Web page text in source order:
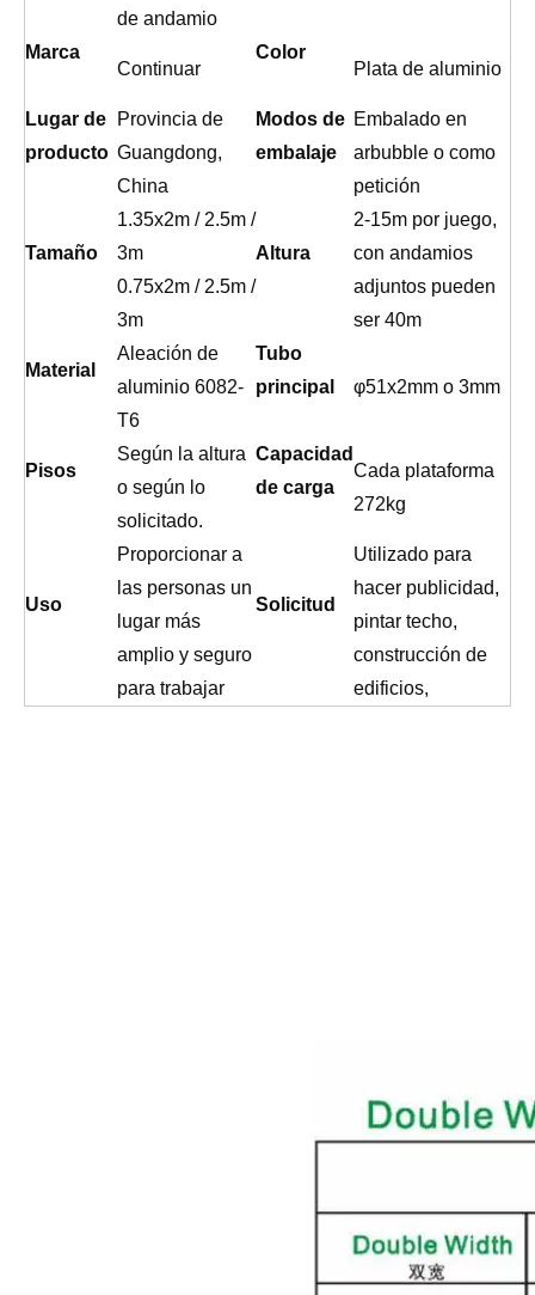
de andamio
Marca
Continuar
Color
Plata de aluminio
Lugar de
producto
Provincia de
Guangdong,
China
Modos de
embalaje
Embalado en
arbubble o como
petición
Tamaño
1.35x2m / 2.5m /
3m
0.75x2m / 2.5m /
3m
Altura
2-15m por juego,
con andamios
adjuntos pueden
ser 40m
Material
Aleación de
aluminio 6082-
T6
Tubo
principal
φ51x2mm o 3mm
Pisos
Según la altura
o según lo
solicitado.
Capacidad
de carga
Cada plataforma
272kg
Uso
Proporcionar a
las personas un
lugar más
amplio y seguro
para trabajar
Solicitud
Utilizado para
hacer publicidad,
pintar techo,
construcción de
edificios,